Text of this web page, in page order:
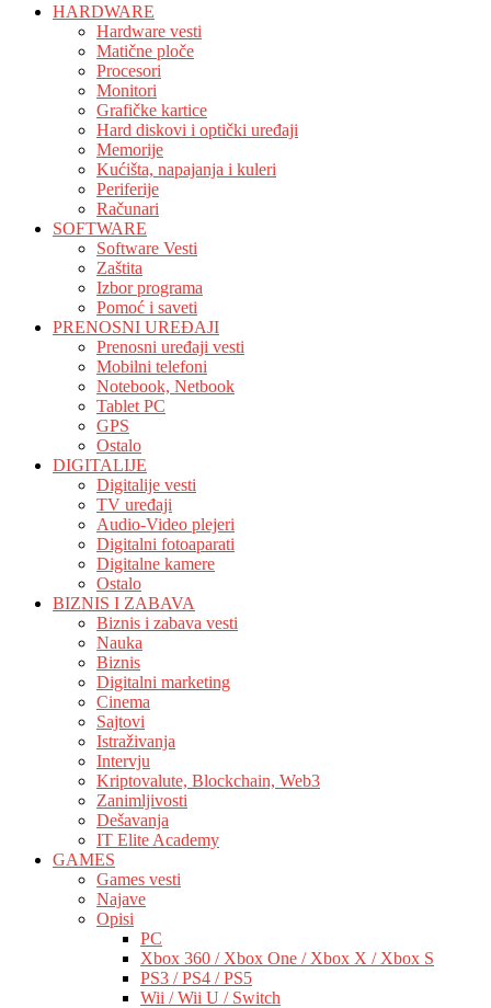
HARDWARE
Hardware vesti
Matične ploče
Procesori
Monitori
Grafičke kartice
Hard diskovi i optički uređaji
Memorije
Kućišta, napajanja i kuleri
Periferije
Računari
SOFTWARE
Software Vesti
Zaštita
Izbor programa
Pomoć i saveti
PRENOSNI UREĐAJI
Prenosni uređaji vesti
Mobilni telefoni
Notebook, Netbook
Tablet PC
GPS
Ostalo
DIGITALIJE
Digitalije vesti
TV uređaji
Audio-Video plejeri
Digitalni fotoaparati
Digitalne kamere
Ostalo
BIZNIS I ZABAVA
Biznis i zabava vesti
Nauka
Biznis
Digitalni marketing
Cinema
Sajtovi
Istraživanja
Intervju
Kriptovalute, Blockchain, Web3
Zanimljivosti
Dešavanja
IT Elite Academy
GAMES
Games vesti
Najave
Opisi
PC
Xbox 360 / Xbox One / Xbox X / Xbox S
PS3 / PS4 / PS5
Wii / Wii U / Switch